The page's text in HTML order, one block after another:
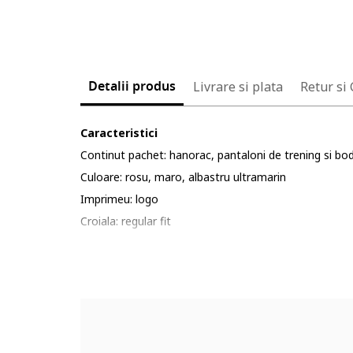
Detalii produs Livrare si plata Retur si
Caracteristici
Continut pachet: hanorac, pantaloni de trening si
Culoare: rosu, maro, albastru ultramarin
Imprimeu: logo
Croiala: regular fit